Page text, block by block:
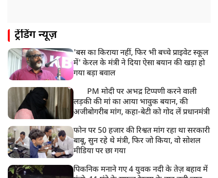
ट्रेंडिंग न्यूज़
'बस का किराया नहीं, फिर भी बच्चे प्राइवेट स्कूल
में' केरल के मंत्री ने दिया ऐसा बयान की खड़ा हो
गया बड़ा बवाल
PM मोदी पर अभद्र टिप्पणी करने वाली
लड़की की मां का आया भावुक बयान, की
अजीबोगरीब मांग, कहा-बेटी को गोद लें प्रधानमंत्री
फोन पर 50 हजार की रिश्वत मांग रहा था सरकारी
बाबू, सुन रहे थे मंत्री, फिर जो किया, वो सोशल
मीडिया पर छा गया
पिकनिक मनाने गए 4 युवक नदी के तेज़ बहाव में